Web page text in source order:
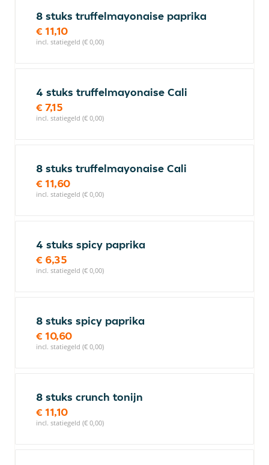
8 stuks truffelmayonaise paprika
€ 11,10
incl. statiegeld (€ 0,00)
4 stuks truffelmayonaise Cali
€ 7,15
incl. statiegeld (€ 0,00)
8 stuks truffelmayonaise Cali
€ 11,60
incl. statiegeld (€ 0,00)
4 stuks spicy paprika
€ 6,35
incl. statiegeld (€ 0,00)
8 stuks spicy paprika
€ 10,60
incl. statiegeld (€ 0,00)
8 stuks crunch tonijn
€ 11,10
incl. statiegeld (€ 0,00)